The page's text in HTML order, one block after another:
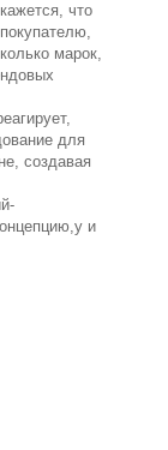
что
марок,
для
создавая
и